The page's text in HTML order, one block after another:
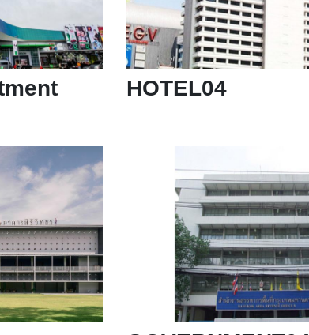
HOTEL04